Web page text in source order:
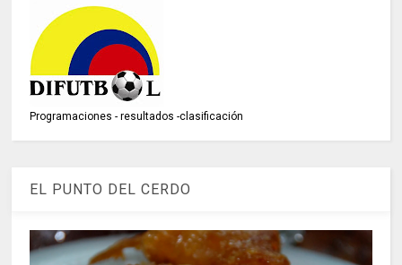
Programaciones - resultados -clasificación
EL PUNTO DEL CERDO